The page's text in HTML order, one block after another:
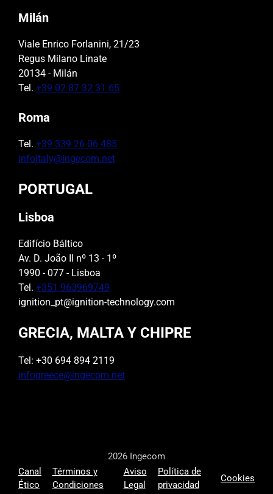
Milán
Viale Enrico Forlanini, 21/23
Regus Milano Linate
20134 - Milán
Tel. +39 02 87 32 31 65
Roma
Tel. +39 339 26 06 485
infoitaly@ingecom.net
PORTUGAL
Lisboa
Edifício Báltico
Av. D. João II nº 13 - 1º
1990 - 077 - Lisboa
Tel. +351 963969749
ignition_pt@ignition-technology.com
GRECIA, MALTA Y CHIPRE
Tel: +30 694 894 2119
infogreece@ingecom.net
2026 Ingecom
Canal
Ético
Términos y
Condiciones
Aviso
Legal
Política de
privacidad
Cookies